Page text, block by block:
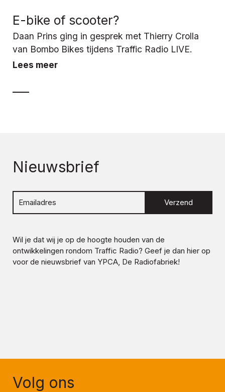
E-bike of scooter?
Daan Prins ging in gesprek met Thierry Crolla
van Bombo Bikes tijdens Traffic Radio LIVE.
Lees meer
Nieuwsbrief
Verzend
Wil je dat wij je op de hoogte houden van de
ontwikkelingen rondom Traffic Radio? Geef je dan hier op
voor de nieuwsbrief van YPCA, De Radiofabriek!
Volg ons